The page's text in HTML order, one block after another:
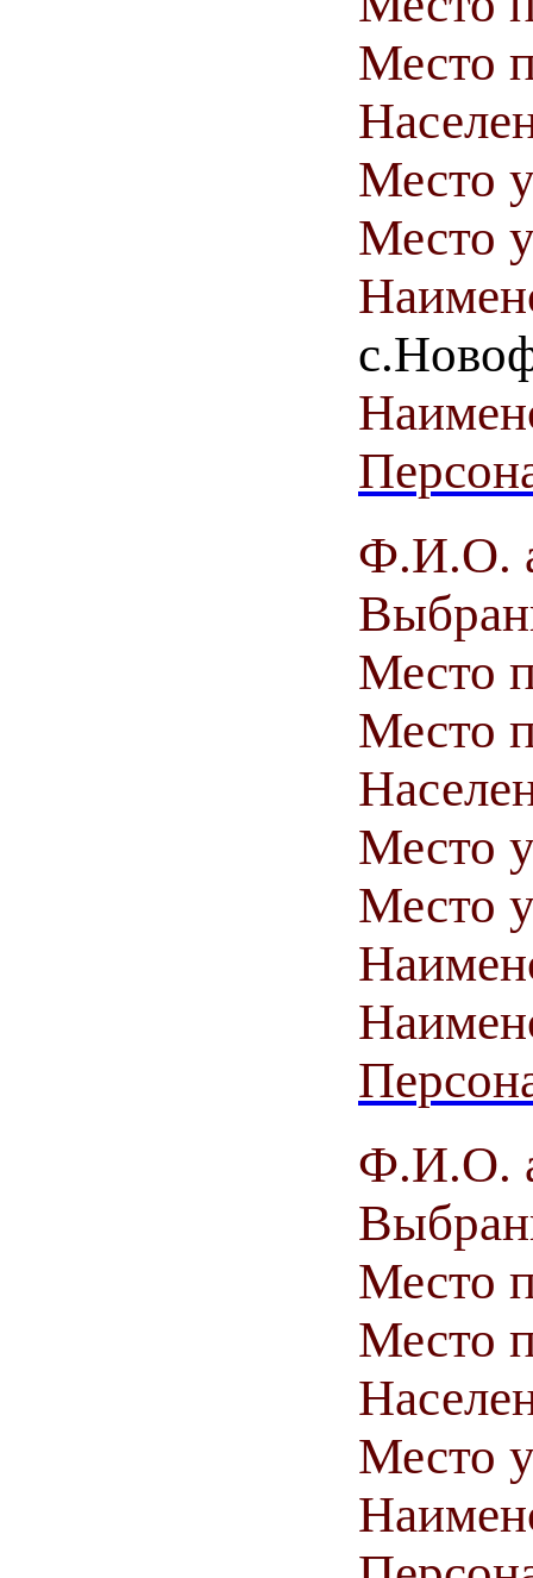
Место
Место
Место
Ф.И.О.
Место
Место
Место
Место
Ф.И.О.
Место
Место
Место